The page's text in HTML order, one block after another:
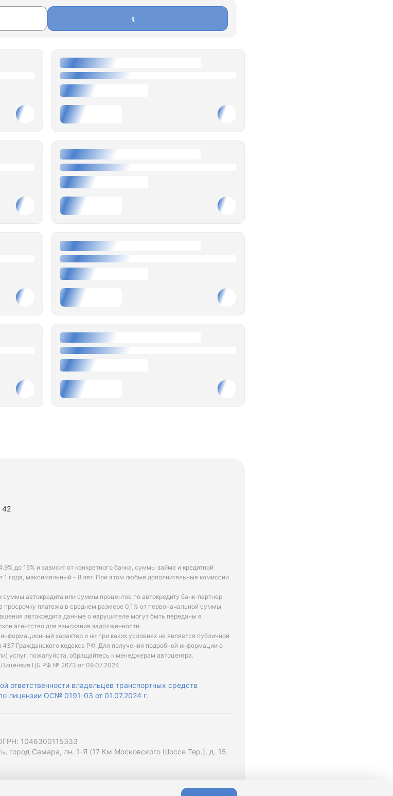
42
до 15% и зависит от конкретного банка, суммы займа и кредитной
года, максимальный - 8 лет. При этом любые дополнительные комиссии
автокредита или суммы процентов по автокредиту банк-партнер
просрочку платежа в среднем размере 0,1% от первоначальной суммы
автокредита данные о нарушителе могут быть переданы в
агентство для взыскания задолженности.
характер и ни при каких условиях не является публичной
Гражданского кодекса РФ. Для получения подробной информации о
услуг, пожалуйста, обращайтесь к менеджерам автоцентра.
Лицензия ЦБ РФ № 2673 от 09.07.2024.
ответственности владельцев транспортных средств
лицензии ОС№ 0191-03 от 01.07.2024 г.
1046300115333
город Самара, лн. 1-Я (17 Км Московского Шоссе Тер.), д. 15